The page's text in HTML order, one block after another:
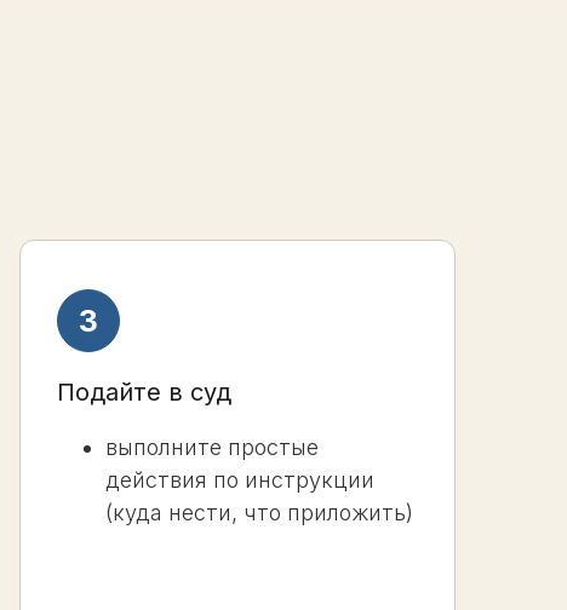
Подайте в суд
выполните простые
действия по инструкции
(куда нести, что приложить)